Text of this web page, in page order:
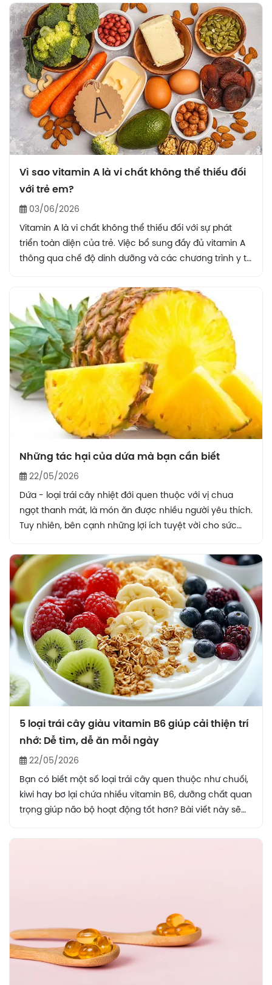
sẽ được gợi ý những cách giảm cân khoa học, giúp
duy trì vóc dáng mà vẫn đảm bảo sức khỏe lâu dài.
Vì sao vitamin A là vi chất không thể thiếu đối
với trẻ em?
03/06/2026
Vitamin A là vi chất không thể thiếu đối với sự phát
triển toàn diện của trẻ. Việc bổ sung đầy đủ vitamin A
thông qua chế độ dinh dưỡng và các chương trình y tế
và giảm nguy cơ thiếu hụt vi chất ở trẻ nhỏ.
Những tác hại của dứa mà bạn cần biết
22/05/2026
Dứa - loại trái cây nhiệt đới quen thuộc với vị chua
ngọt thanh mát, là món ăn được nhiều người yêu thích.
Tuy nhiên, bên cạnh những lợi ích tuyệt vời cho sức
dụng đúng cách. Cùng tìm hiểu về tác hại của dứa
qua bài viết dưới đây!
5 loại trái cây giàu vitamin B6 giúp cải thiện trí
nhớ: Dễ tìm, dễ ăn mỗi ngày
22/05/2026
Bạn có biết một số loại trái cây quen thuộc như chuối,
kiwi hay bơ lại chứa nhiều vitamin B6, dưỡng chất quan
trọng giúp não bộ hoạt động tốt hơn? Bài viết này sẽ
nhớ và cách kết hợp hiệu quả trong chế độ ăn hằng